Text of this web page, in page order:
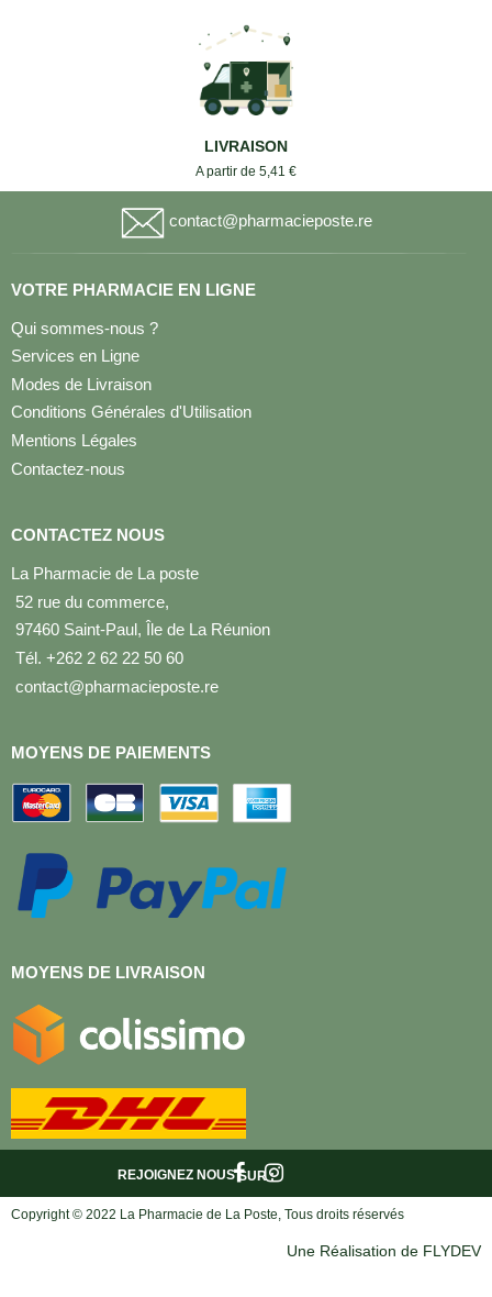
LIVRAISON
A partir de 5,41 €
contact@pharmacieposte.re
VOTRE PHARMACIE EN LIGNE
Qui sommes-nous ?
Services en Ligne
Modes de Livraison
Conditions Générales d'Utilisation
Mentions Légales
Contactez-nous
CONTACTEZ NOUS
La Pharmacie de La poste
52 rue du commerce,
97460 Saint-Paul, Île de La Réunion
Tél. +262 2 62 22 50 60
contact@pharmacieposte.re
MOYENS DE PAIEMENTS
MOYENS DE LIVRAISON
SUR :
REJOIGNEZ NOUS
Copyright © 2022 La Pharmacie de La Poste, Tous droits réservés
Une Réalisation de FLYDEV